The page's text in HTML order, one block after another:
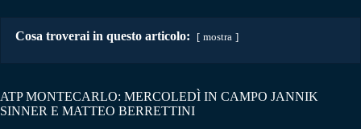
Cosa troverai in questo articolo: mostra
ATP MONTECARLO: MERCOLEDÌ IN CAMPO JANNIK
SINNER E MATTEO BERRETTINI